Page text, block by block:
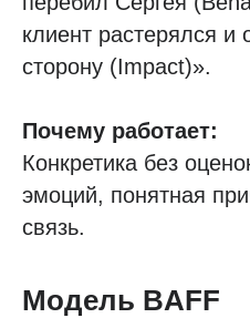
клиент растерялся
сторону (Impact)».
Почему работает:
Конкретика без
эмоций, понятная
связь.
Модель BAFF